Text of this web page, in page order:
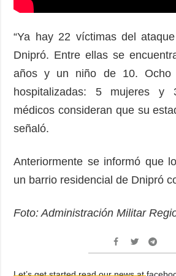
“Ya hay 22 víctimas del
Dnipró. Entre ellas se
años y un niño de 10. Ocho
hospitalizadas: 5 mujeres y
médicos consideran que su
señaló.
Anteriormente se informó que
un barrio residencial de Dnipró
Foto: Administración Militar
Let’s get started read our news at